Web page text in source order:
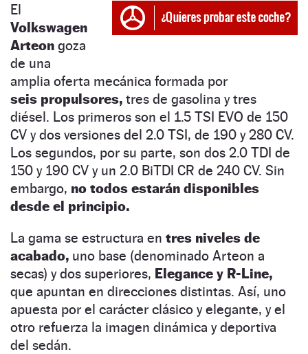
El
Volkswagen
Arteon goza
de una
amplia oferta mecánica formada por
seis propulsores, tres de gasolina y tres
diésel. Los primeros son el 1.5 TSI EVO de 150
CV y dos versiones del 2.0 TSI, de 190 y 280 CV.
Los segundos, por su parte, son dos 2.0 TDI de
150 y 190 CV y un 2.0 BiTDI CR de 240 CV. Sin
embargo, no todos estarán disponibles
desde el principio.
La gama se estructura en tres niveles de
acabado, uno base (denominado Arteon a
secas) y dos superiores, Elegance y R-Line,
que apuntan en direcciones distintas. Así, uno
apuesta por el carácter clásico y elegante, y el
otro refuerza la imagen dinámica y deportiva
del sedán.